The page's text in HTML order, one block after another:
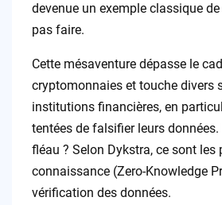
devenue un exemple classique
pas faire.
Cette mésaventure dépasse le
cryptomonnaies et touche divers
institutions financières, en
tentées de falsifier leurs
fléau ? Selon Dykstra, ce sont les
connaissance (Zero-Knowledge
vérification des données.